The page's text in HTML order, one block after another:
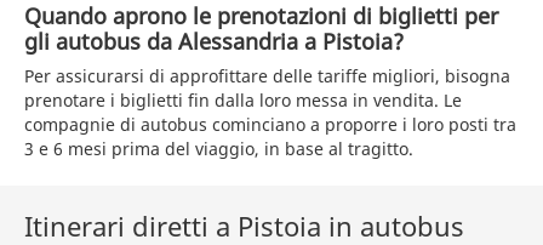
Quando aprono le prenotazioni di biglietti per
gli autobus da Alessandria a Pistoia?
Per assicurarsi di approfittare delle tariffe migliori, bisogna
prenotare i biglietti fin dalla loro messa in vendita. Le
compagnie di autobus cominciano a proporre i loro posti tra
3 e 6 mesi prima del viaggio, in base al tragitto.
Itinerari diretti a Pistoia in autobus